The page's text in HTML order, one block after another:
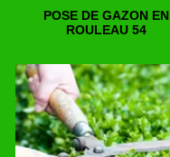
POSE DE GAZON EN
ROULEAU 54